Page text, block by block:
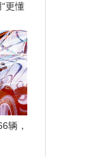
更懂
辆，